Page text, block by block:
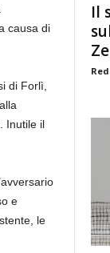
causa di
di Forlì,
Inutile il
e
le
Il